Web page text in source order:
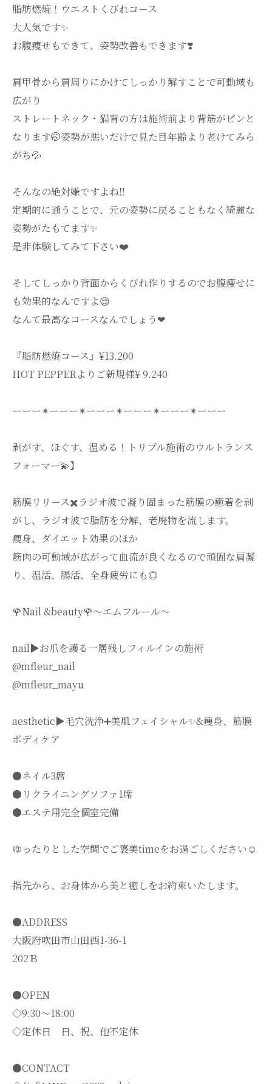
脂肪燃焼！ウエストくびれコース
大人気です✨️
お腹痩せもできて、姿勢改善もできます❣️
肩甲骨から肩周りにかけてしっかり解すことで可動域も
広がり
ストレートネック・猫背の方は施術前より背筋がピンと
なります🤭姿勢が悪いだけで見た目年齢より老けてみら
がち💦
そんなの絶対嫌ですよね‼️
定期的に通うことで、元の姿勢に戻ることもなく綺麗な
姿勢がたもてます✨
是非体験してみて下さい❤️
そしてしっかり背面からくびれ作りするのでお腹痩せに
も効果的なんですよ😌
なんて最高なコースなんでしょう❤︎
『脂肪燃焼コース』¥13.200
HOT PEPPERよりご新規様¥ 9.240
ーーー✴︎ーーー✴︎ーーー✴︎ーーー✴︎ーーー✴︎ーーー
剥がす、ほぐす、温める！トリプル施術のウルトランス
フォーマー💫】
筋膜リリース✖️ラジオ波で凝り固まった筋膜の癒着を剥
がし、ラジオ波で脂肪を分解、老廃物を流します。
痩身、ダイエット効果のほか
筋肉の可動域が広がって血流が良くなるので頑固な肩凝
り、温活、腸活、全身疲労にも◎
🌹Nail &beauty🌹〜エムフルール〜
nail▶︎お爪を護る一層残しフィルインの施術
@mfleur_nail
@mfleur_mayu
aesthetic▶︎毛穴洗浄➕美肌フェイシャル✨&痩身、筋膜
ボディケア
●ネイル3席
●リクライニングソファ1席
●エステ用完全個室完備
ゆったりとした空間でご褒美timeをお過ごしください☺️
指先から、お身体から美と癒しをお約束いたします。
●ADDRESS
大阪府吹田市山田西1-36-1
202Ｂ
●OPEN
◇9:30～18:00
◇定休日 日、祝、他不定休
●CONTACT